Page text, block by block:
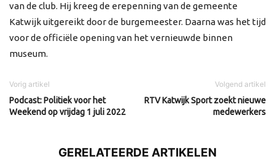
van de club. Hij kreeg de erepenning van de gemeente
Katwijk uitgereikt door de burgemeester. Daarna was het tijd
voor de officiële opening van het vernieuwde binnen
museum.
Vorig artikel
Podcast: Politiek voor het
Weekend op vrijdag 1 juli 2022
Volgend artikel
RTV Katwijk Sport zoekt nieuwe
medewerkers
GERELATEERDE ARTIKELEN